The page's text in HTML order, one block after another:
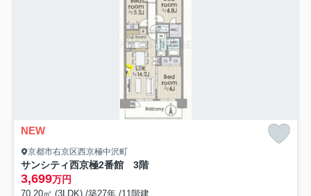
NEW
京都市右京区西京極中沢町
サンシティ西京極2番館 3階
3,699万円
70.20㎡ (3LDK) /築27年 /11階建